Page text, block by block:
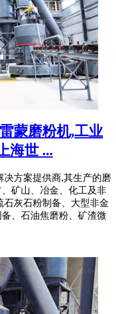
蒙磨粉机,工业
海世 ...
决方案提供商,其生产的磨
矿山、冶金、化工及非
灰石粉制备、大型非金
、石油焦磨粉、矿渣微